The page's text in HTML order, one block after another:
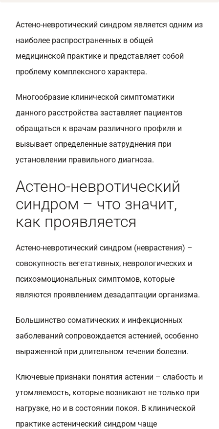
Астено-невротический синдром является одним из
наиболее распространенных в общей
медицинской практике и представляет собой
проблему комплексного характера.
Многообразие клинической симптоматики
данного расстройства заставляет пациентов
обращаться к врачам различного профиля и
вызывает определенные затруднения при
установлении правильного диагноза.
Астено-невротический
синдром – что значит,
как проявляется
Астено-невротический синдром (неврастения) –
совокупность вегетативных, неврологических и
психоэмоциональных симптомов, которые
являются проявлением дезадаптации организма.
Большинство соматических и инфекционных
заболеваний сопровождается астенией, особенно
выраженной при длительном течении болезни.
Ключевые признаки понятия астении – слабость и
утомляемость, которые возникают не только при
нагрузке, но и в состоянии покоя. В клинической
практике астенический синдром чаще